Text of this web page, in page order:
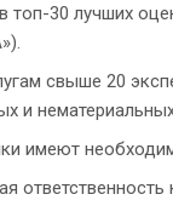
30 лучших
свыше 20
и
имеют